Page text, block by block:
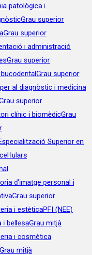
patològica i
Grau superior
Grau superior
i administració
Grau superior
Grau superior
al diagnòstic i medicina
superior
clínic i biomèdicGrau
Superior en
d’imatge personal i
Grau superior
i estèticaPFI (NEE)
i bellesaGrau mitjà
i cosmètica
Grau mitjà